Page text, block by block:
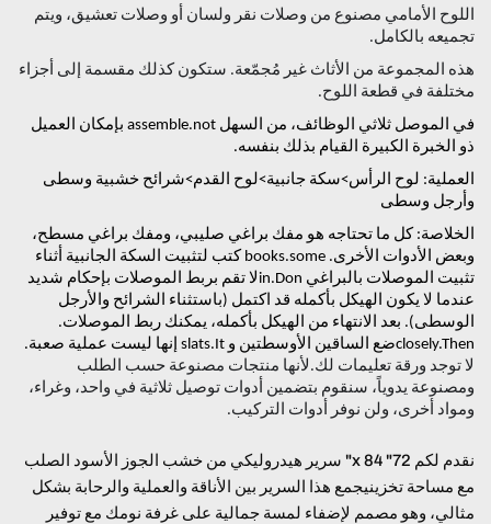
اللوح الأمامي مصنوع من وصلات نقر ولسان أو وصلات تعشيق، ويتم
تجميعه بالكامل.
هذه المجموعة من الأثاث غير مُجمّعة. ستكون كذلك مقسمة إلى أجزاء
مختلفة في قطعة اللوح.
في الموصل ثلاثي الوظائف، من السهل assemble.not بإمكان العميل
ذو الخبرة الكبيرة القيام بذلك بنفسه.
العملية: لوح الرأس>سكة جانبية>لوح القدم>شرائح خشبية وسطى
وأرجل وسطى
الخلاصة: كل ما تحتاجه هو مفك براغي صليبي، ومفك براغي مسطح،
وبعض الأدوات الأخرى. books.some كتب لتثبيت السكة الجانبية أثناء
تثبيت الموصلات بالبراغي in.Donلا تقم بربط الموصلات بإحكام شديد
عندما لا يكون الهيكل بأكمله قد اكتمل (باستثناء الشرائح والأرجل
الوسطى). بعد الانتهاء من الهيكل بأكمله، يمكنك ربط الموصلات.
closely.Thenضع الساقين الأوسطتين و slats.It إنها ليست عملية صعبة.
لا توجد ورقة تعليمات لك.لأنها منتجات مصنوعة حسب الطلب
ومصنوعة يدوياً، سنقوم بتضمين أدوات توصيل ثلاثية في واحد، وغراء،
ومواد أخرى، ولن نوفر أدوات التركيب.
نقدم لكم
72" x 84" سرير هيدروليكي من خشب الجوز الأسود الصلب
مع مساحة تخزينيجمع هذا السرير بين الأناقة والعملية والرحابة بشكل
مثالي، وهو مصمم لإضفاء لمسة جمالية على غرفة نومك مع توفير